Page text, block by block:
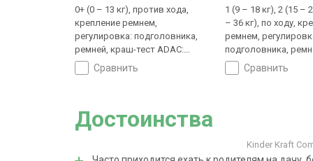
0+ (0 – 13 кг), против хода,
крепление ремнем,
регулировка: подголовника,
ремней, краш-тест ADAC:
хорошо (1.6 – 2.5)
сравнить
1 (9 – 18 кг), 2 (15 –
– 36 кг), по ходу,
ремнем,
подголовника,
съемная спинка
сравнить
Достоинства
Kinder Kraft